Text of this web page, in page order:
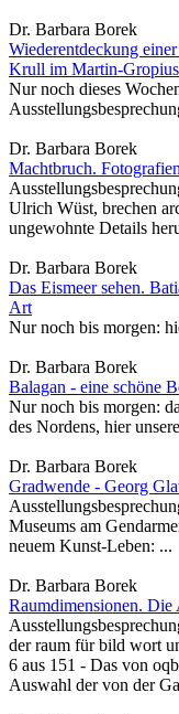
Dr. Barbara Borek
Wiederentdeckung
Krull im Martin-
Nur noch dieses
Dr. Barbara Borek
Machtbruch.
Ulrich Wüst, brechen
ungewohnte Details
Dr. Barbara Borek
Das Eismeer sehen.
Art
Nur noch bis morgen:
Dr. Barbara Borek
Balagan - eine schöne
Nur noch bis morgen:
des Nordens, hier
Dr. Barbara Borek
Gradwende - Georg
Museums am
neuem Kunst-Leben: ...
Dr. Barbara Borek
Raumdimensionen. Die
der raum für bild wort
6 aus 151 - Das von
Auswahl der von der